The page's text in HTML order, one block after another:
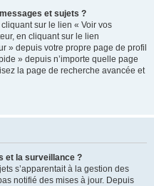
et sujets ?
sur le lien « Voir vos
en cliquant sur le lien
» depuis votre propre page de profil
» depuis n’importe quelle page
la page de recherche avancée et
et la surveillance ?
s’apparentait à la gestion des
notifié des mises à jour. Depuis